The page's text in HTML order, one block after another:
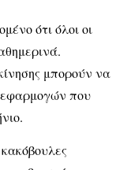
ότι όλοι οι
μπορούν να
εφαρμογών που